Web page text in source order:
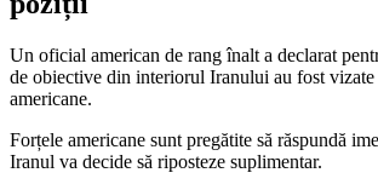
Un oficial american de rang înalt a declarat
de obiective din interiorul Iranului au fost
americane.
Forțele americane sunt pregătite să răspundă
Iranul va decide să riposteze suplimentar.